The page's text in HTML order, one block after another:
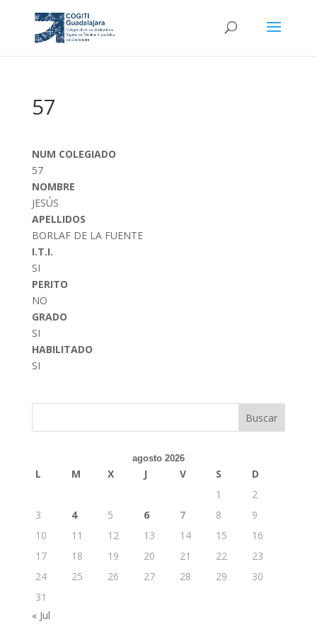
57
NUM COLEGIADO
57
NOMBRE
JESÚS
APELLIDOS
BORLAF DE LA FUENTE
I.T.I.
SI
PERITO
NO
GRADO
SI
HABILITADO
SI
Buscar
agosto 2026
L M X J V S
D
1
2
3
4 5 6 7 8
9
10
11 12 13 14 15
16
17
18 19 20 21 22
23
24
25 26 27 28 29
30
31
« Jul